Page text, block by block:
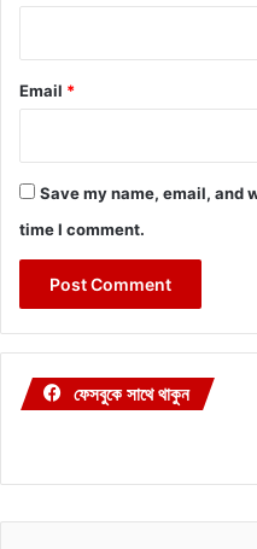
Email *
Save my name, email, and
time I comment.
ফেসবুকে সাথে থাকুন